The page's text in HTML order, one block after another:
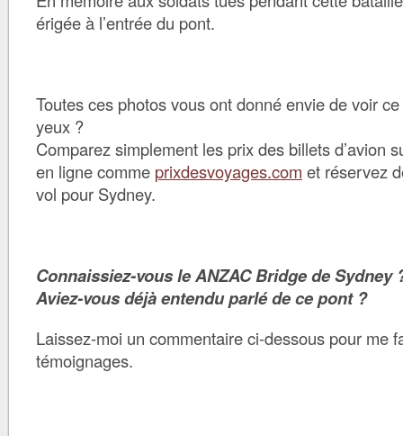
érigée à l’entrée du pont.
Toutes ces photos vous ont donné envie de voir
yeux ?
Comparez simplement les prix des billets d’avion
en ligne comme prixdesvoyages.com et réservez
vol pour Sydney.
Connaissiez-vous le ANZAC Bridge de Sydney
Aviez-vous déjà entendu parlé de ce pont ?
Laissez-moi un commentaire ci-dessous pour me
témoignages.